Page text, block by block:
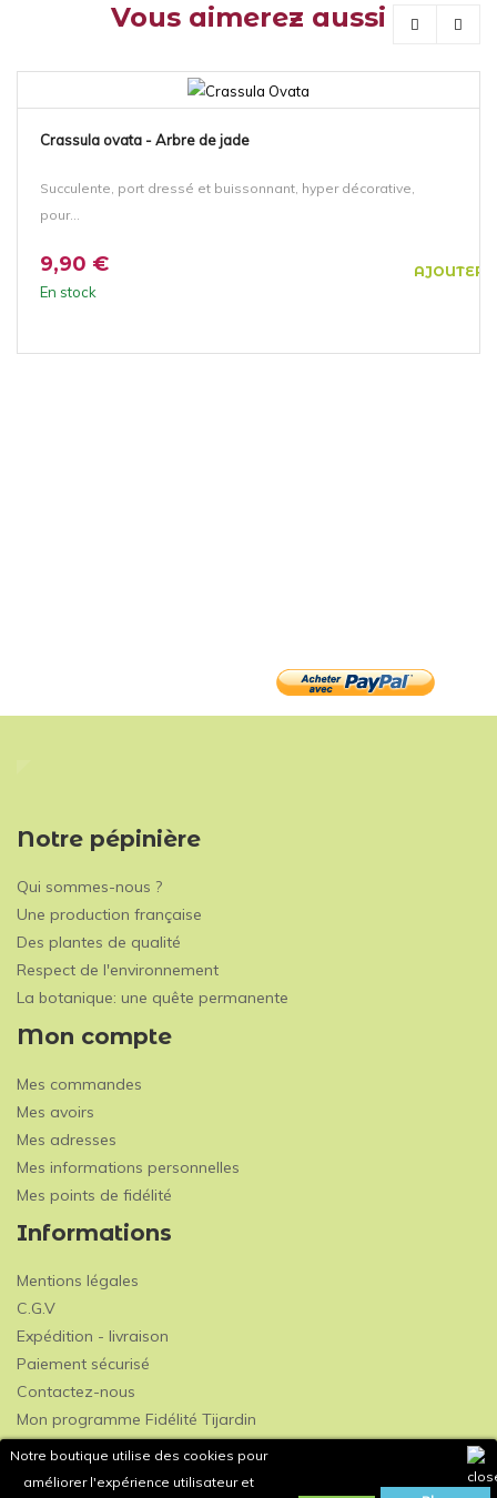
Notre boutique utilise des cookies pour
améliorer l'expérience utilisateur et
Vous aimerez aussi
NOUVEAU!
Crassula ovata - Arbre de jade
Succulente, port dressé et buissonnant, hyper décorative,
pour...
9,90 € AJOUTER
En stock
Notre pépinière
Qui sommes-nous ?
Une production française
Des plantes de qualité
Respect de l'environnement
La botanique: une quête permanente
Mon compte
Mes commandes
Mes avoirs
Mes adresses
Mes informations personnelles
Mes points de fidélité
Informations
Mentions légales
C.G.V
Expédition - livraison
Paiement sécurisé
Contactez-nous
Mon programme Fidélité Tijardin